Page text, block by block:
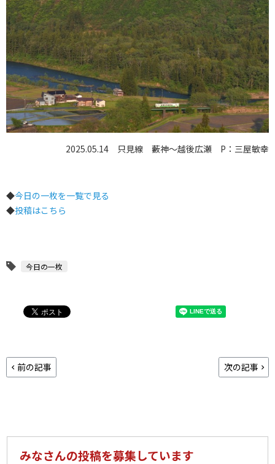
2025.05.14 只見線 藪神～越後広瀬 P：三屋敏幸
◆今日の一枚を一覧で見る
◆投稿はこちら
今日の一枚
前の記事 次の記事
みなさんの投稿を募集しています